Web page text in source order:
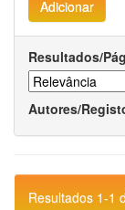
Resultados/
Autores/
Resultados 1-1